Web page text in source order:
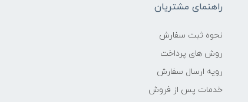
راهنمای مشتریان
نحوه ثبت سفارش
روش های پرداخت
رویه ارسال سفارش
خدمات پس از فروش